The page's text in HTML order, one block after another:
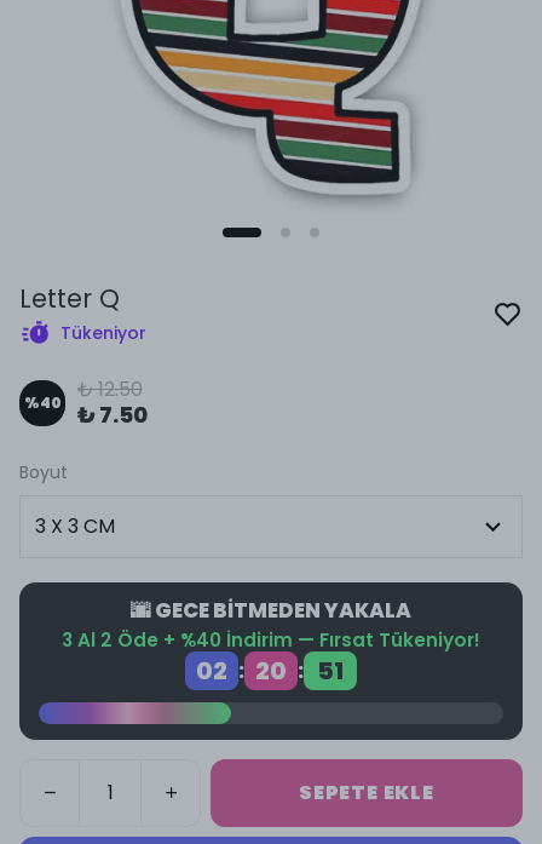
Letter Q
Tükeniyor
%40 ₺ 12.50
₺ 7.50
Boyut
🌆 GECE BİTMEDEN YAKALA
3 Al 2 Öde + %40 İndirim — Fırsat Tükeniyor!
02 : 20 : 51
SEPETE EKLE